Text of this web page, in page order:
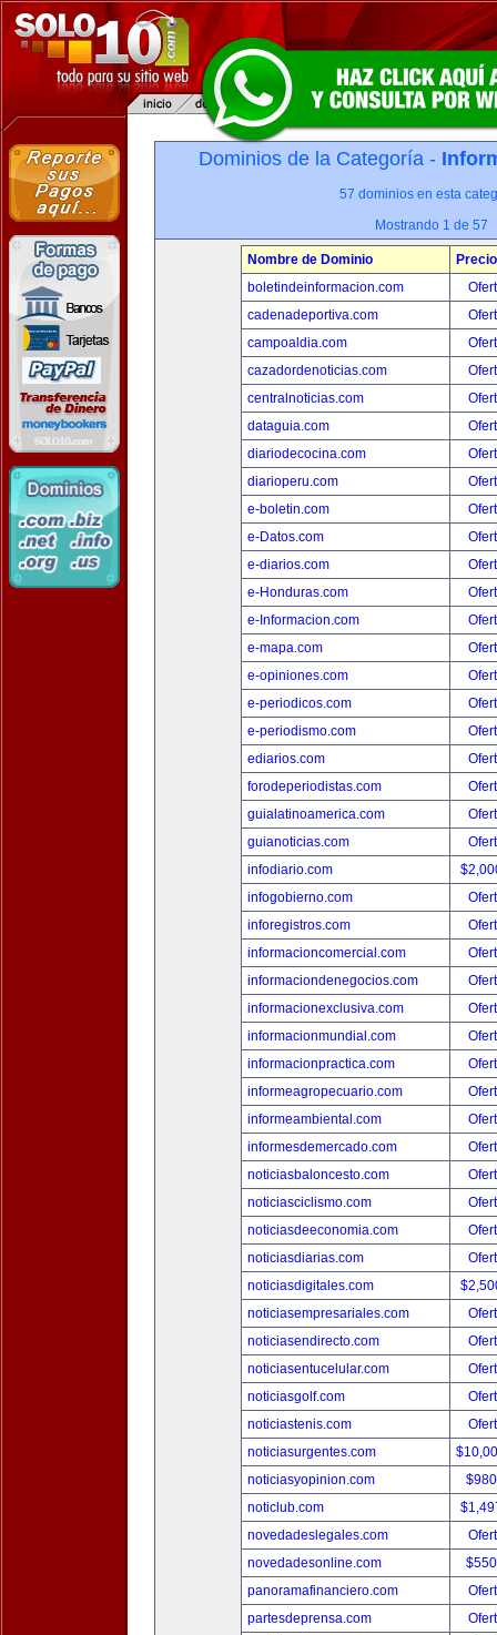
Dominios de la Categoría -
57 dominios en esta
Mostrando 1 de 57
Nombre de Dominio
Precio
boletindeinformacion.com
cadenadeportiva.com
campoaldia.com
cazadordenoticias.com
centralnoticias.com
dataguia.com
diariodecocina.com
diarioperu.com
e-boletin.com
e-Datos.com
e-diarios.com
e-Honduras.com
e-Informacion.com
e-mapa.com
e-opiniones.com
e-periodicos.com
e-periodismo.com
ediarios.com
forodeperiodistas.com
guialatinoamerica.com
guianoticias.com
infodiario.com
infogobierno.com
inforegistros.com
informacioncomercial.com
informaciondenegocios.com
informacionexclusiva.com
informacionmundial.com
informacionpractica.com
informeagropecuario.com
informeambiental.com
informesdemercado.com
noticiasbaloncesto.com
noticiasciclismo.com
noticiasdeeconomia.com
noticiasdiarias.com
noticiasdigitales.com
noticiasempresariales.com
noticiasendirecto.com
noticiasentucelular.com
noticiasgolf.com
noticiastenis.com
noticiasurgentes.com
noticiasyopinion.com
noticlub.com
novedadeslegales.com
novedadesonline.com
panoramafinanciero.com
partesdeprensa.com